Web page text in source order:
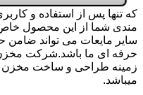
که تنها پس از استفاده و
مندی شما از این محصول
سایر مایعات می تواند ضامن
حرفه ای ما باشد.شرکت
زمینه طراحی و ساخت مخزن
میباشد.